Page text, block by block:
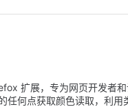
扩展，专为网页开发者
任何点获取颜色读取，利